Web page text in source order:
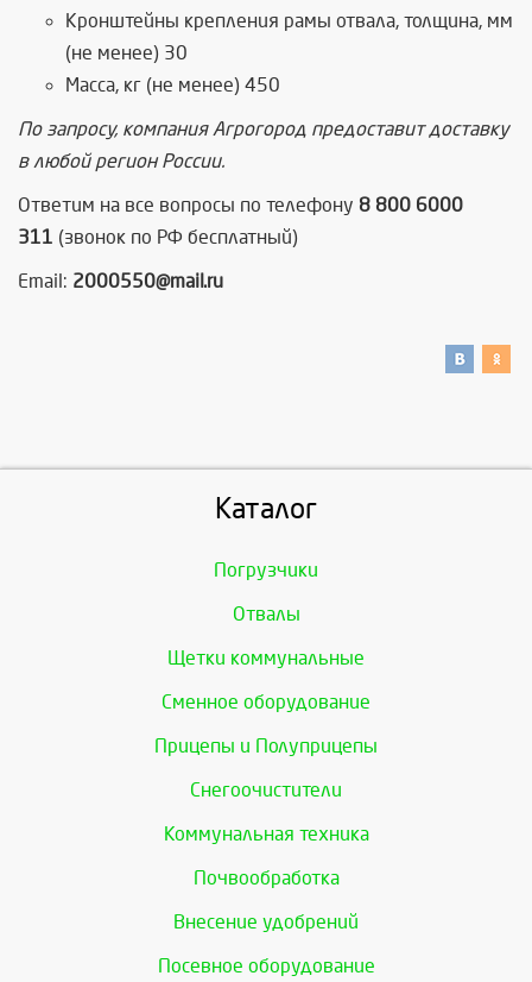
Кронштейны крепления рамы отвала, толщина, мм
(не менее) 30
Масса, кг (не менее) 450
По запросу, компания Агрогород предоставит доставку
в любой регион России.
Ответим на все вопросы по телефону 8 800 6000
311 (звонок по РФ бесплатный)
Email: 2000550@mail.ru
Каталог
Погрузчики
Отвалы
Щетки коммунальные
Сменное оборудование
Прицепы и Полуприцепы
Снегоочистители
Коммунальная техника
Почвообработка
Внесение удобрений
Посевное оборудование